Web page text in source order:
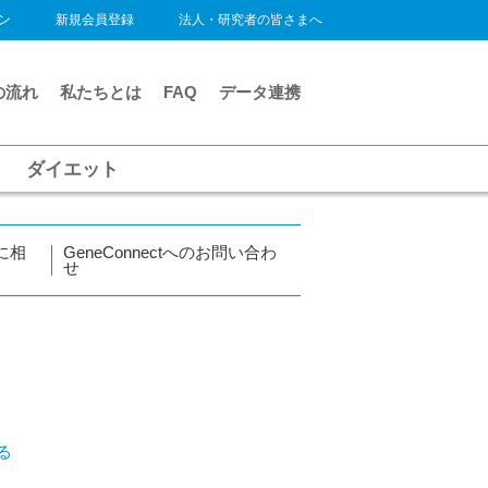
新規会員登録 法人・研究者の皆さまへ
流れ 私たちとは FAQ データ連携
ダイエット
相
GeneConnectへのお問い合わ
せ